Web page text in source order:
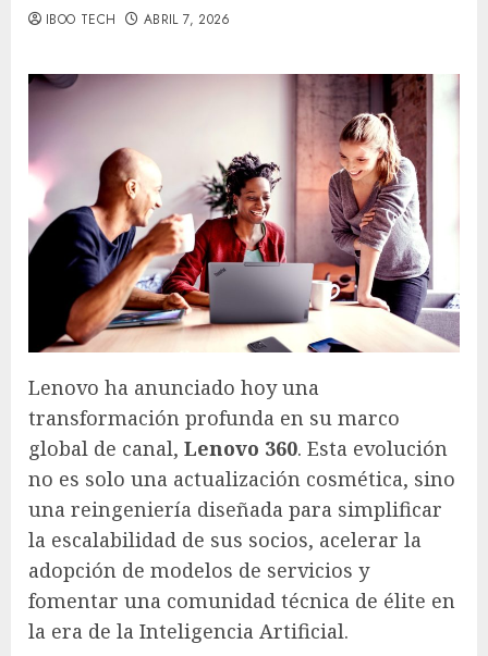
IBOO TECH ABRIL 7, 2026
Lenovo ha anunciado hoy una
transformación profunda en su marco
global de canal, Lenovo 360. Esta evolución
no es solo una actualización cosmética, sino
una reingeniería diseñada para simplificar
la escalabilidad de sus socios, acelerar la
adopción de modelos de servicios y
fomentar una comunidad técnica de élite en
la era de la Inteligencia Artificial.